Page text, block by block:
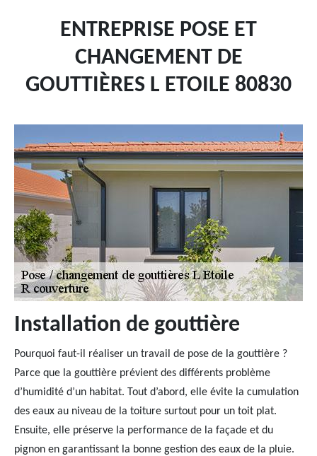
ENTREPRISE POSE ET
CHANGEMENT DE
GOUTTIÈRES L ETOILE 80830
Installation de gouttière
Pourquoi faut-il réaliser un travail de pose de la gouttière ?
Parce que la gouttière prévient des différents problème
d’humidité d’un habitat. Tout d’abord, elle évite la cumulation
des eaux au niveau de la toiture surtout pour un toit plat.
Ensuite, elle préserve la performance de la façade et du
pignon en garantissant la bonne gestion des eaux de la pluie.